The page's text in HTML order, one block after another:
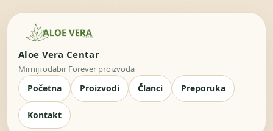
Aloe Vera Centar
Mirniji odabir Forever proizvoda
Početna Proizvodi Članci Preporuka
Kontakt